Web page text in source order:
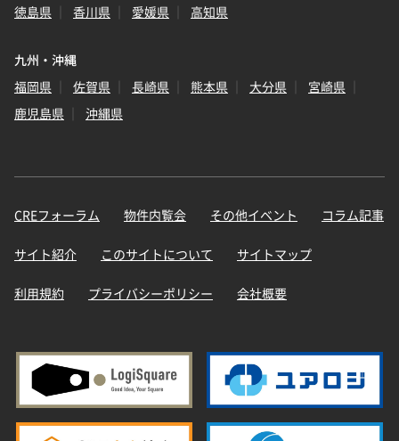
徳島県
香川県 愛媛県 高知県
九州・沖縄
福岡県
佐賀県 長崎県 熊本県 大分県
宮崎県
鹿児島県
沖縄県
CREフォーラム 物件内覧会 その他イベント コラム記事
サイト紹介 このサイトについて サイトマップ
利用規約 プライバシーポリシー 会社概要